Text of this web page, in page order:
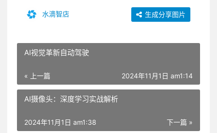
水滴智店 生成分享图片
AI视觉革新自动驾驶
« 上一篇 2024年11月1日 am1:14
AI摄像头：深度学习实战解析
下一篇 »
2024年11月1日 am1:38